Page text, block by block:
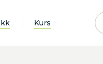
Kurs